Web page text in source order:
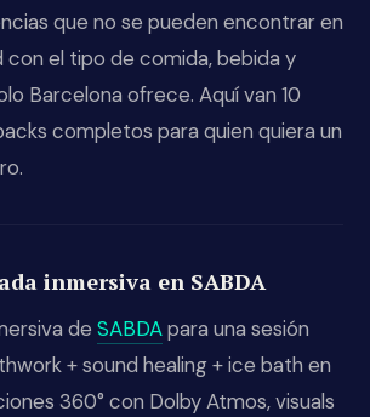
que no se pueden encontrar en
con el tipo de comida, bebida y
Barcelona ofrece. Aquí van 10
completos para quien quiera un
inmersiva en SABDA
de SABDApara una sesión
+ sound healing + ice bath en
360° con Dolby Atmos, visuals